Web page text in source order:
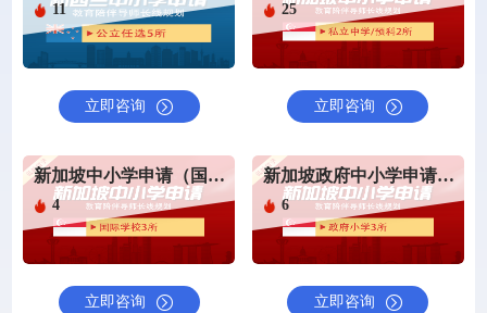
11
立即咨询
25
立即咨询
新加坡中小学申请（国际学校申请）
4
立即咨询
新加坡政府中小学申请（政府小学申请）
6
立即咨询